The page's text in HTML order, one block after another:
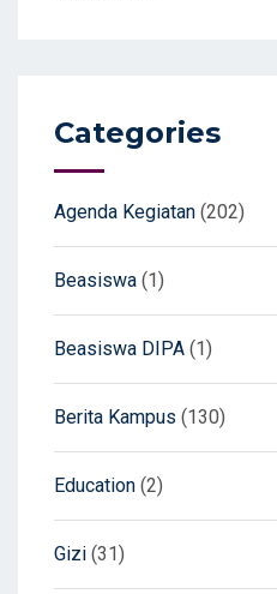
Categories
Agenda Kegiatan (202)
Beasiswa (1)
Beasiswa DIPA (1)
Berita Kampus (130)
Education (2)
Gizi (31)